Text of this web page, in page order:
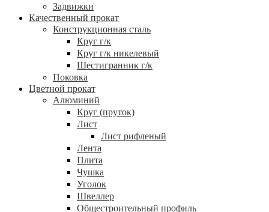
Задвижки
Качественный прокат
Конструкционная сталь
Круг г/к
Круг г/к никелевый
Шестигранник г/к
Поковка
Цветной прокат
Алюминий
Круг (пруток)
Лист
Лист рифленый
Лента
Плита
Чушка
Уголок
Швеллер
Общестроительный профиль